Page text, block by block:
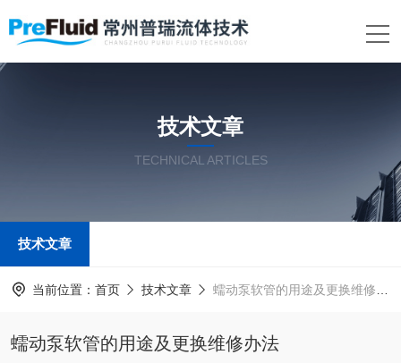
技术文章
TECHNICAL ARTICLES
技术文章
当前位置： 首页 技术文章 蠕动泵软管的用途及更换维修办法
蠕动泵软管的用途及更换维修办法